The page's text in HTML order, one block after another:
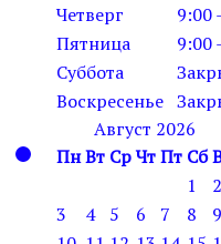
Четверг
9:00
Пятница
9:00
Суббота
Воскресенье
Август 2026
ПнВт СрЧтПт Сб
1
2
3
4 5 6 7 8
9